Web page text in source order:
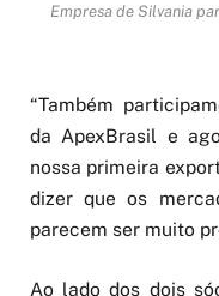
Empresa de Silvania
“Também
da ApexBrasil e
nossa primeira
dizer que os
parecem ser muito
Ao lado dos dois